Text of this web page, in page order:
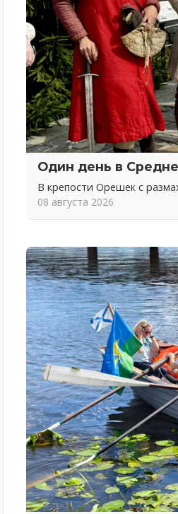
Один день в
В крепости Орешек с
08 августа 2026